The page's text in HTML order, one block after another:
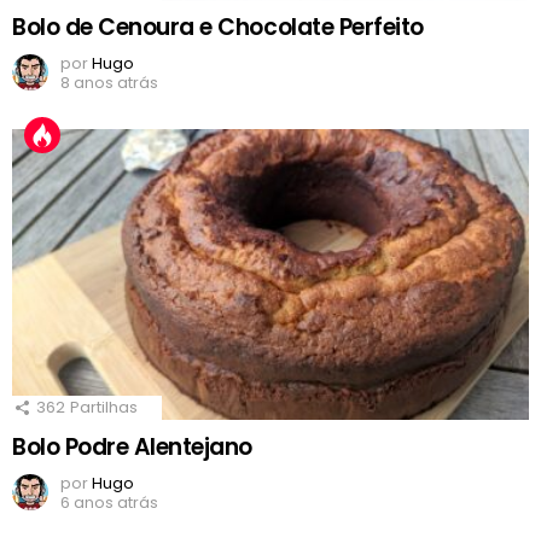
Bolo de Cenoura e Chocolate Perfeito
porHugo
8 anos atrás
362 Partilhas
Bolo Podre Alentejano
porHugo
6 anos atrás